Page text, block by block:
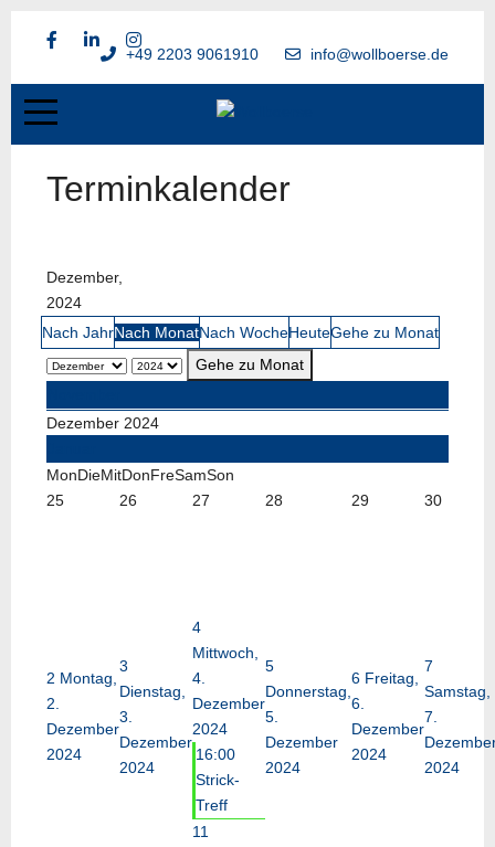
+49 2203 9061910 info@wollboerse.de
Terminkalender
Dezember,
2024
Nach JahrNach MonatNach WocheHeuteGehe zu Monat
Gehe zu Monat
Dezember 2024
MonDieMitDonFreSamSon
25
26 27 28 29 30
2 Montag,
2.
Dezember
2024
3
Dienstag,
3.
Dezember
2024
4
Mittwoch,
4.
Dezember
2024
16:00
Strick-
Treff
5
Donnerstag,
5.
Dezember
2024
6 Freitag,
6.
Dezember
2024
7
Samstag,
7.
2024
11